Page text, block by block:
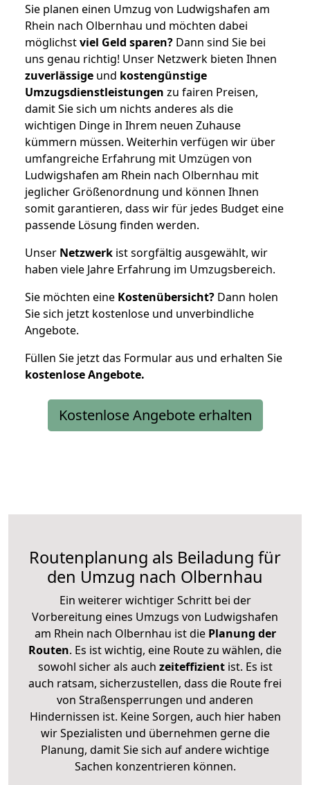
Sie planen einen Umzug von Ludwigshafen am
Rhein nach Olbernhau und möchten dabei
möglichstviel Geld sparen? Dann sind Sie bei
uns genau richtig! Unser Netzwerk bieten Ihnen
zuverlässige und kostengünstige
Umzugsdienstleistungen zu fairen Preisen,
damit Sie sich um nichts anderes als die
wichtigen Dinge in Ihrem neuen Zuhause
kümmern müssen. Weiterhin verfügen wir über
umfangreiche Erfahrung mit Umzügen von
Ludwigshafen am Rhein nach Olbernhau mit
jeglicher Größenordnung und können Ihnen
somit garantieren, dass wir für jedes Budget eine
passende Lösung finden werden.
Unser Netzwerk ist sorgfältig ausgewählt, wir
haben viele Jahre Erfahrung im Umzugsbereich.
Sie möchten eine Kostenübersicht? Dann holen
Sie sich jetzt kostenlose und unverbindliche
Angebote.
Füllen Sie jetzt das Formular aus und erhalten Sie
kostenloseAngebote.
Kostenlose Angebote erhalten
Routenplanung als Beiladung für
den Umzug nach Olbernhau
Ein weiterer wichtiger Schritt bei der
Vorbereitung eines Umzugs von Ludwigshafen
am Rhein nach Olbernhau ist diePlanung der
Routen. Es ist wichtig, eine Route zu wählen, die
sowohl sicher als auch zeiteffizientist. Es ist
auch ratsam, sicherzustellen, dass die Route frei
von Straßensperrungen und anderen
Hindernissen ist. Keine Sorgen, auch hier haben
wir Spezialisten und übernehmen gerne die
Planung, damit Sie sich auf andere wichtige
Sachen konzentrieren können.